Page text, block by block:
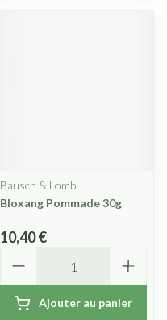
Bausch & Lomb
Bloxang Pommade 30g
10,40 €
Ajouter au panier